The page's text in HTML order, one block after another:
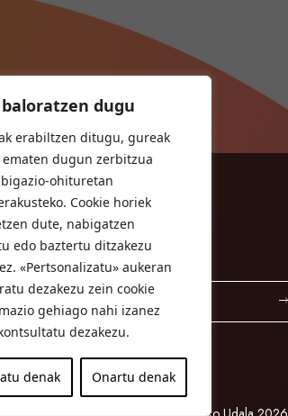
dugu
erabiltzen ditugu, gureak
dugun zerbitzua
ohituretan
Cookie horiek
dute, nabigatzen
edo baztertu ditzakezu
«Pertsonalizatu» aukeran
dezakezu zein cookie
gehiago nahi izanez
dezakezu.
denak Onartu denak